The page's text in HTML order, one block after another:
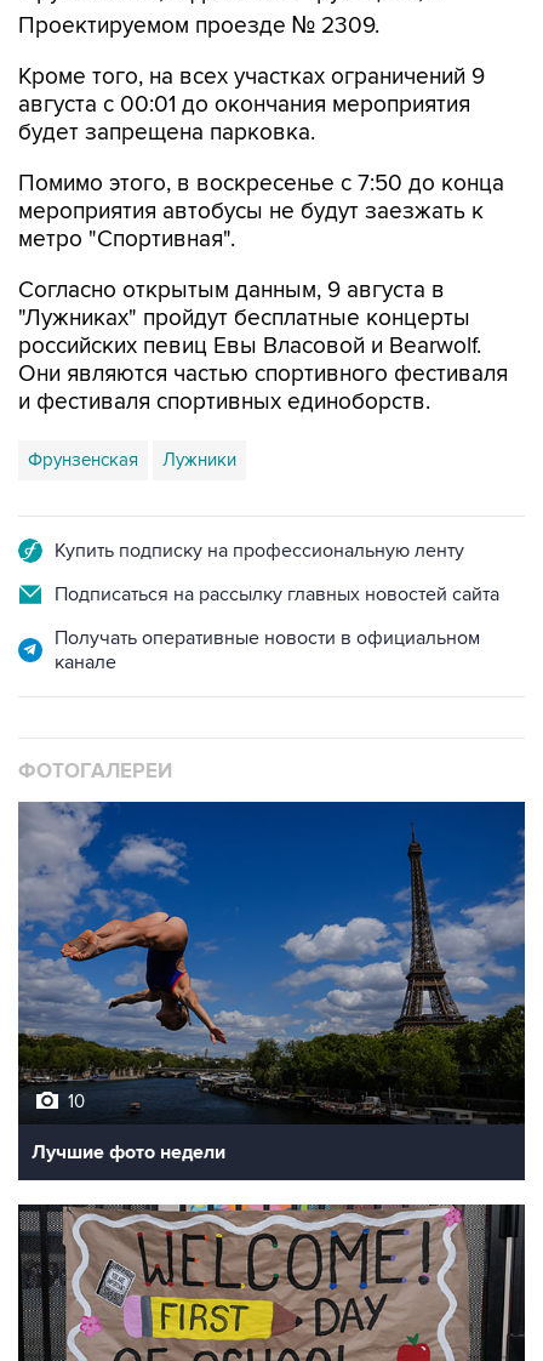
Проектируемом проезде № 2309.
Кроме того, на всех участках ограничений 9
августа с 00:01 до окончания мероприятия
будет запрещена парковка.
Помимо этого, в воскресенье с 7:50 до конца
мероприятия автобусы не будут заезжать к
метро "Спортивная".
Согласно открытым данным, 9 августа в
"Лужниках" пройдут бесплатные концерты
российских певиц Евы Власовой и Bearwolf.
Они являются частью спортивного фестиваля
и фестиваля спортивных единоборств.
Фрунзенская Лужники
Купить подписку на профессиональную ленту
Подписаться на рассылку главных новостей сайта
Получать оперативные новости в официальном
канале
ФОТОГАЛЕРЕИ
10
Лучшие фото недели